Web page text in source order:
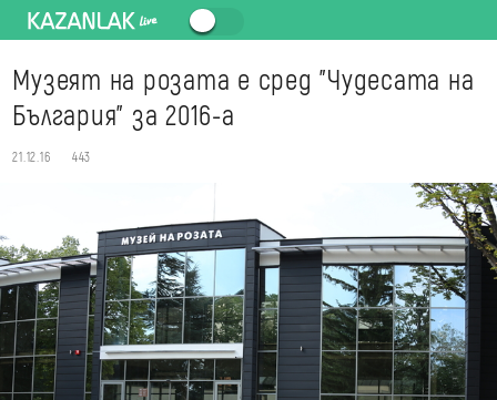
Музеят на розата е сред "Чудесата на
България" за 2016-а
21.12.16 443